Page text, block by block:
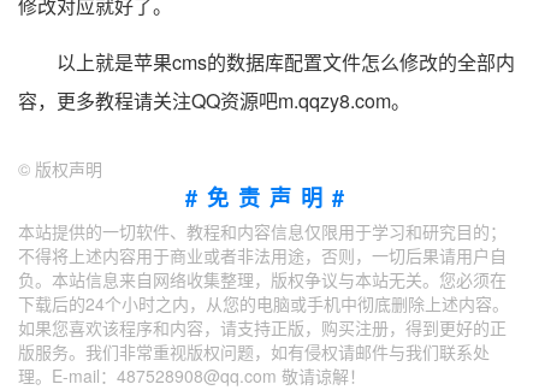
修改对应就好了。
以上就是苹果cms的数据库配置文件怎么修改的全部内
容，更多教程请关注QQ资源吧m.qqzy8.com。
© 版权声明
#免责声明#
本站提供的一切软件、教程和内容信息仅限用于学习和研究目的；
不得将上述内容用于商业或者非法用途，否则，一切后果请用户自
负。本站信息来自网络收集整理，版权争议与本站无关。您必须在
下载后的24个小时之内，从您的电脑或手机中彻底删除上述内容。
如果您喜欢该程序和内容，请支持正版，购买注册，得到更好的正
版服务。我们非常重视版权问题，如有侵权请邮件与我们联系处
理。E-mail：487528908@qq.com 敬请谅解！